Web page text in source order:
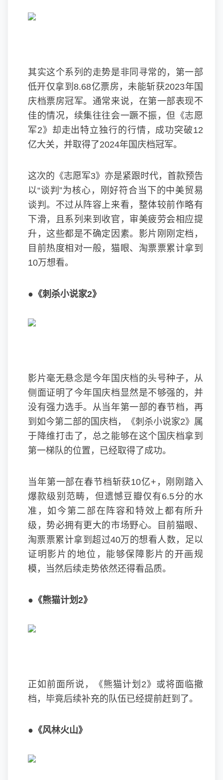
其实这个系列的走势是非同寻常的，第一部
低开仅拿到8.68亿票房，未能斩获2023年国
庆档票房冠军。通常来说，在第一部表现不
佳的情况，续集往往会一蹶不振，但《志愿
军2》却走出特立独行的行情，成功突破12
亿大关，并取得了2024年国庆档冠军。
这次的《志愿军3》亦是紧跟时代，首款预告
以“谈判”为核心，刚好符合当下的中美贸易
谈判。不过从阵容上来看，整体较前作略有
下滑，且系列来到收官，审美疲劳会相应提
升，这些都是不确定因素。影片刚刚定档，
目前热度相对一般，猫眼、淘票票累计拿到
10万想看。
●《刺杀小说家2》
影片毫无悬念是今年国庆档的头号种子，从
侧面证明了今年国庆档显然是不够强的，并
没有强力选手。从当年第一部的春节档，再
到如今第二部的国庆档，《刺杀小说家2》属
于降维打击了，总之能够在这个国庆档拿到
第一梯队的位置，已经取得了成功。
当年第一部在春节档斩获10亿+，刚刚踏入
爆款级别范畴，但遗憾豆瓣仅有6.5分的水
准，如今第二部在阵容和特效上都有所升
级，势必拥有更大的市场野心。目前猫眼、
淘票票累计拿到超过40万的想看人数，足以
证明影片的地位，能够保障影片的开画规
模，当然后续走势依然还得看品质。
●《熊猫计划2》
正如前面所说，《熊猫计划2》或将面临撤
档，毕竟后续补充的队伍已经提前赶到了。
●《风林火山》